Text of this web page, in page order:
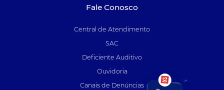
Fale Conosco
Central de Atendimento
SAC
Deficiente Auditivo
Ouvidoria
Canais de Denúncias